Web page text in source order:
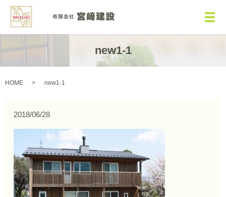
メ
new1-1
HOME new1-1
2018/06/28